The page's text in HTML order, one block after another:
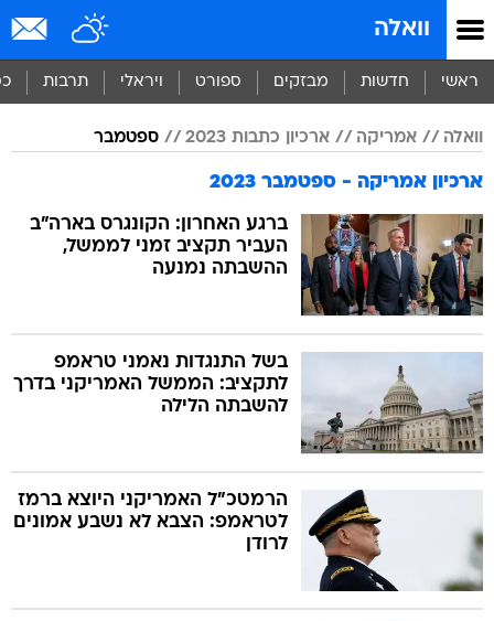
וואלה
ראשי חדשות מבזקים ספורט ויראלי תרבות
וואלה אמריקה ארכיון כתבות 2023 ספטמבר
ארכיון אמריקה - ספטמבר 2023
ברגע האחרון: הקונגרס בארה"ב
העביר תקציב זמני לממשל,
ההשבתה נמנעה
בשל התנגדות נאמני טראמפ
לתקציב: הממשל האמריקני בדרך
להשבתה הלילה
הרמטכ"ל האמריקני היוצא ברמז
לטראמפ: הצבא לא נשבע אמונים
לרודן